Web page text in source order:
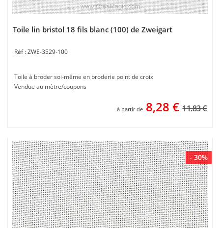
Toile lin bristol 18 fils blanc (100) de Zweigart
ZWE-3529-100
Toile à broder soi-même en broderie point de croix
Vendue au mètre/coupons
à partir de 8,28 € 11.83 €
- 30%